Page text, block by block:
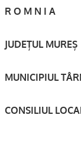
R O M N I A
JUDEȚUL MUREȘ
MUNICIPIUL
CONSILIUL